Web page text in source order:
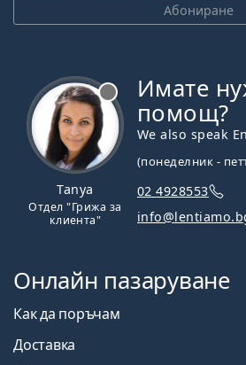
Абониране
Tanya
Отдел "Грижа за
клиента"
Имате
помощ?
We also speak
(понеделник -
02 4928553
Онлайн пазаруване
Как да поръчам
Доставка